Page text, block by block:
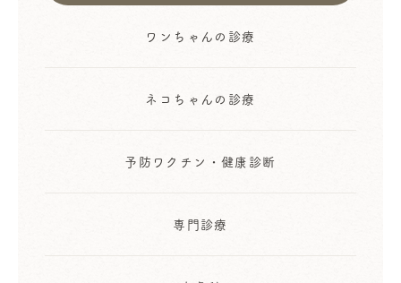
ワンちゃんの診療
ネコちゃんの診療
予防ワクチン・健康診断
専門診療